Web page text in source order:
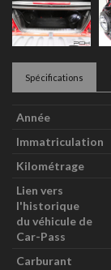
Spécifications
Année
Immatriculation
Kilométrage
Lien vers
l'historique
du véhicule de
Car-Pass
Carburant